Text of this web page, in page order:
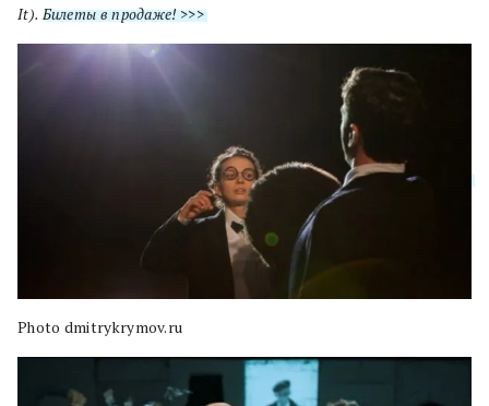
It). Билеты в продаже! >>>
Photo dmitrykrymov.ru